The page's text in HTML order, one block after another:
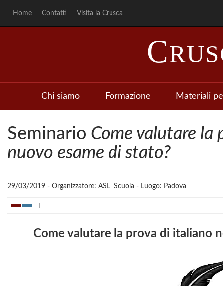
Home Contatti Visita la Crusca
C
Chi siamo Formazione Materiali
Seminario Come valutare la
nuovo esame di stato?
29/03/2019 - Organizzatore: ASLI Scuola - Luogo: Padova
Come valutare la prova di italiano